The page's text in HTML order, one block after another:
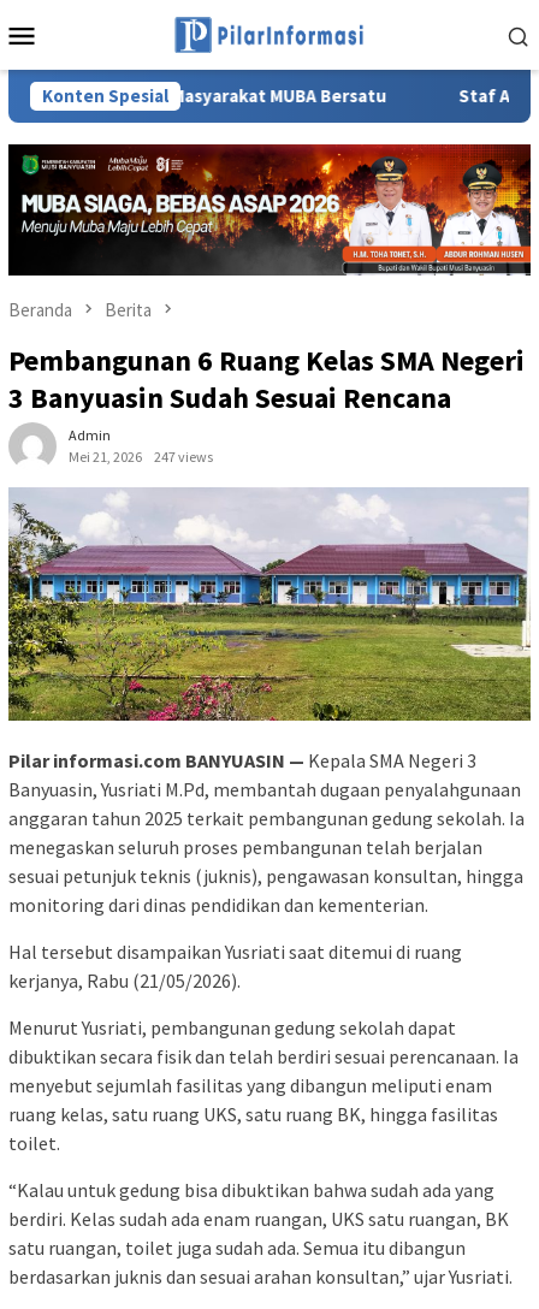
ke
Mobile
Konten Spesial
dan Masyarakat MUBA Bersatu Staf Ahli TP PKK
Beranda Berita
Pembangunan 6 Ruang Kelas SMA Negeri
3 Banyuasin Sudah Sesuai Rencana
Admin
Mei 21, 2026
247 views
Pilar informasi.com BANYUASIN — Kepala SMA Negeri 3
Banyuasin, Yusriati M.Pd, membantah dugaan penyalahgunaan
anggaran tahun 2025 terkait pembangunan gedung sekolah. Ia
menegaskan seluruh proses pembangunan telah berjalan
sesuai petunjuk teknis (juknis), pengawasan konsultan, hingga
monitoring dari dinas pendidikan dan kementerian.
Hal tersebut disampaikan Yusriati saat ditemui di ruang
kerjanya, Rabu (21/05/2026).
Menurut Yusriati, pembangunan gedung sekolah dapat
dibuktikan secara fisik dan telah berdiri sesuai perencanaan. Ia
menyebut sejumlah fasilitas yang dibangun meliputi enam
ruang kelas, satu ruang UKS, satu ruang BK, hingga fasilitas
toilet.
“Kalau untuk gedung bisa dibuktikan bahwa sudah ada yang
berdiri. Kelas sudah ada enam ruangan, UKS satu ruangan, BK
satu ruangan, toilet juga sudah ada. Semua itu dibangun
berdasarkan juknis dan sesuai arahan konsultan,” ujar Yusriati.